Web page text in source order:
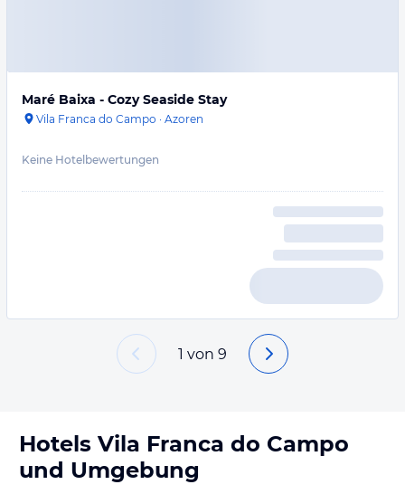
Maré Baixa - Cozy Seaside Stay
Vila Franca do Campo · Azoren
Keine Hotelbewertungen
1 von 9
Hotels Vila Franca do Campo
und Umgebung